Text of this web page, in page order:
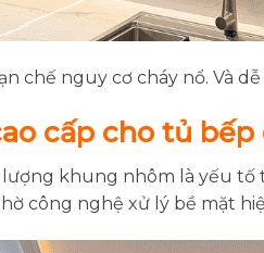
chế nguy cơ cháy nổ. Và
cấp cho tủ
khung nhôm là yếu
công nghệ xử lý bề mặt